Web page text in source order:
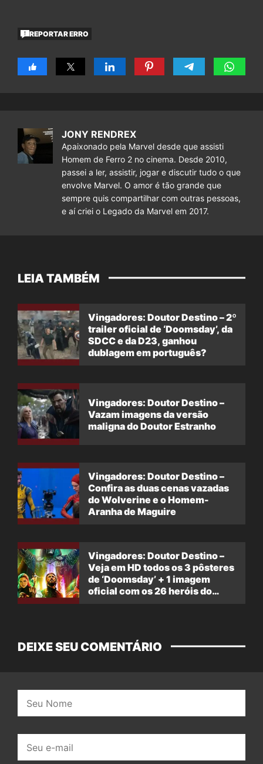
REPORTAR ERRO
JONY RENDREX
Apaixonado pela Marvel desde que assisti
Homem de Ferro 2 no cinema. Desde 2010,
passei a ler, assistir, jogar e discutir tudo o que
envolve Marvel. O amor é tão grande que
sempre quis compartilhar com outras pessoas,
e aí criei o Legado da Marvel em 2017.
LEIA TAMBÉM
Vingadores: Doutor Destino – 2º
trailer oficial de ‘Doomsday’, da
SDCC e da D23, ganhou
dublagem em português?
Vingadores: Doutor Destino –
Vazam imagens da versão
maligna do Doutor Estranho
Vingadores: Doutor Destino –
Confira as duas cenas vazadas
do Wolverine e o Homem-
Aranha de Maguire
Vingadores: Doutor Destino –
Veja em HD todos os 3 pôsteres
de ‘Doomsday’ + 1 imagem
oficial com os 26 heróis do
DEIXE SEU COMENTÁRIO
mail: